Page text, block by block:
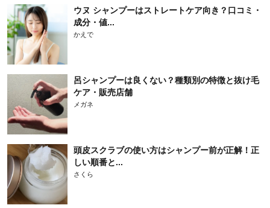
ウヌ シャンプーはストレートケア向き？口コミ・
成分・値...
かえで
呂シャンプーは良くない？種類別の特徴と抜け毛
ケア・販売店舗
メガネ
頭皮スクラブの使い方はシャンプー前が正解！正
しい順番と...
さくら